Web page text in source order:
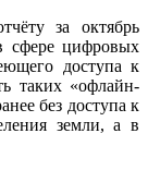
за октябрь
сфере цифровых
доступа к
таких «офлайн-
без доступа к
земли, а в